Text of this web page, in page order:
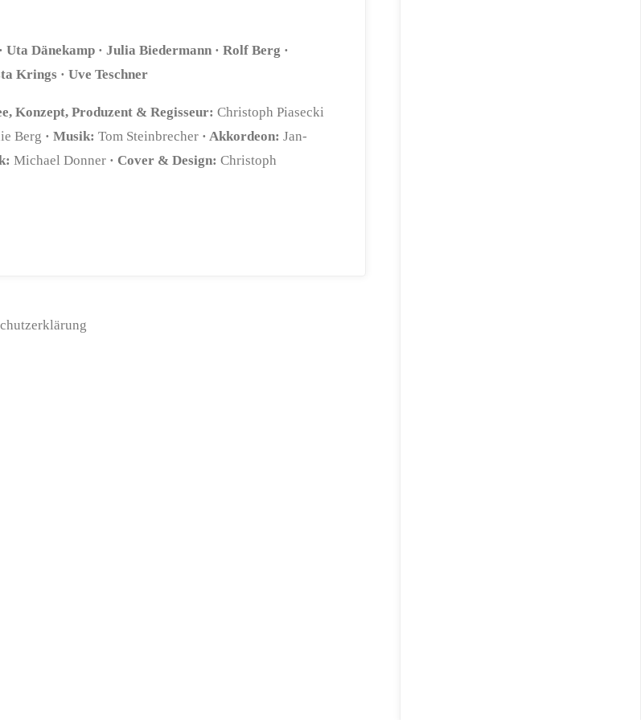
Dänekamp · Julia Biedermann · Rolf Berg ·
Krings · Uve Teschner
Konzept, Produzent & Regisseur: Christoph Piasecki
Berg · Musik: Tom Steinbrecher · Akkordeon: Jan-
Michael Donner · Cover & Design: Christoph